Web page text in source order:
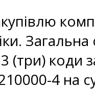
Загальна
коди
4 на